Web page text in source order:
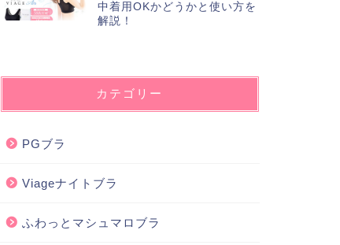
中着用OKかどうかと使い方を
解説！
カテゴリー
PGブラ
Viageナイトブラ
ふわっとマシュマロブラ